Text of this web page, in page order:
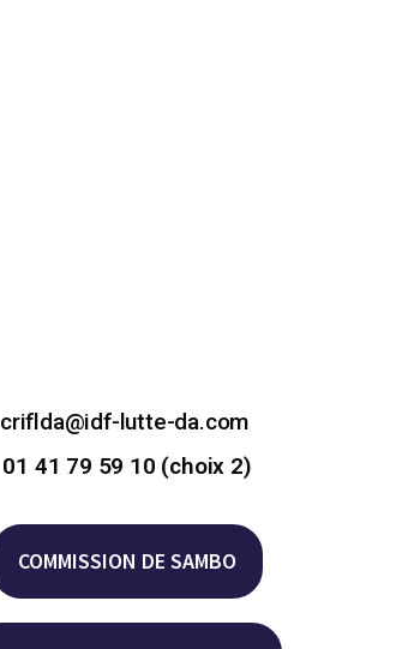
criflda@idf-lutte-da.com
01 41 79 59 10 (choix 2)
COMMISSION DE SAMBO